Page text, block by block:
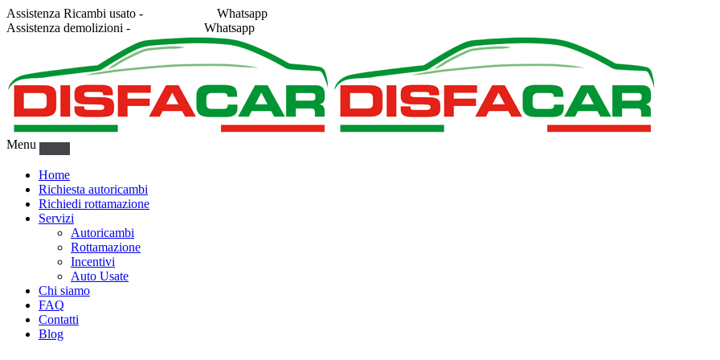
Assistenza Ricambi usato -
Whatsapp
Assistenza demolizioni -
Whatsapp
Menu
Home
Richiesta autoricambi
Richiedi rottamazione
Servizi
Autoricambi
Rottamazione
Incentivi
Auto Usate
Chi siamo
FAQ
Contatti
Blog